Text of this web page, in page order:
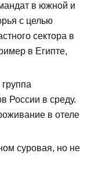
в южной и
с целью
сектора в
в Египте,
России в среду.
в отеле
суровая, но не